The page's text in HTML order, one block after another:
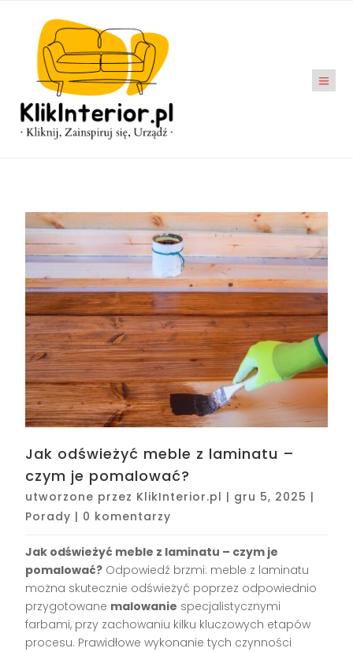
Jak odświeżyć meble z laminatu –
czym je pomalować?
utworzone przez KlikInterior.pl | gru 5, 2025 |
Porady | 0 komentarzy
Jak odświeżyć meble z laminatu – czym je
pomalować? Odpowiedź brzmi: meble z laminatu
można skutecznie odświeżyć poprzez odpowiednio
przygotowane malowanie specjalistycznymi
farbami, przy zachowaniu kilku kluczowych etapów
procesu. Prawidłowe wykonanie tych czynności